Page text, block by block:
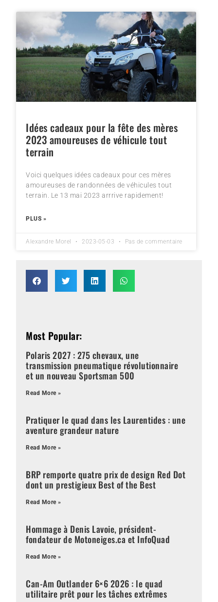
Idées cadeaux pour la fête des mères
2023 amoureuses de véhicule tout
terrain
Voici quelques idées cadeaux pour ces mères
amoureuses de randonnées de véhicules tout
terrain. Le 13 mai 2023 arrrive rapidement!
PLUS »
Alexandre Morel 2023-05-03 Pas de commentaire
Most Popular:
Polaris 2027 : 275 chevaux, une
transmission pneumatique révolutionnaire
et un nouveau Sportsman 500
Read More »
Pratiquer le quad dans les Laurentides : une
aventure grandeur nature
Read More »
BRP remporte quatre prix de design Red Dot
dont un prestigieux Best of the Best
Read More »
Hommage à Denis Lavoie, président-
fondateur de Motoneiges.ca et InfoQuad
Read More »
Can-Am Outlander 6×6 2026 : le quad
utilitaire prêt pour les tâches extrêmes